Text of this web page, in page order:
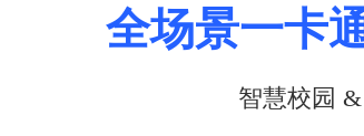
全场景一卡
智慧校园